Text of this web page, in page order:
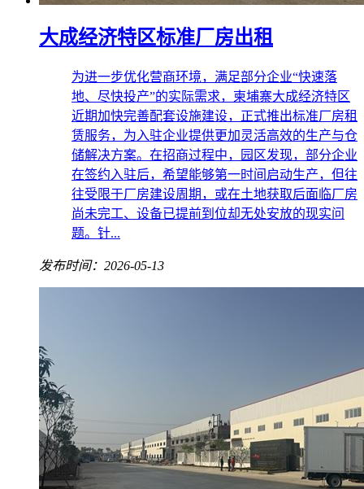
大成经济特区标准厂房出租
为进一步优化营商环境，满足部分企业“快速落
地、尽快投产”的实际需求，柬埔寨大成经济特区
近期加快完善配套设施建设，正式推出标准厂房租
赁服务，为入驻企业提供更加灵活高效的生产与仓
储解决方案。在招商过程中，园区发现，部分企业
在签约入驻后，希望能够第一时间启动生产，但往
往受限于厂房建设周期，或在土地获取后面临厂房
尚未完工、设备已提前到位却无处安放的现实问
题。针...
发布时间：2026-05-13